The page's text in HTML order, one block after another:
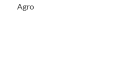
Agro